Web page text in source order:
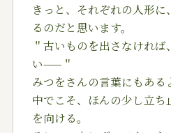
きっと、それぞれの人形
るのだと思います。
＂古いものを出さなけれ
い——＂
みつをさんの言葉にもあ
中でこそ、ほんの少し立ち
を向ける。